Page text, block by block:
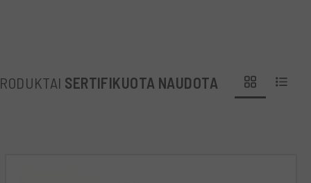
SERTIFIKUOTA NAUDOTA